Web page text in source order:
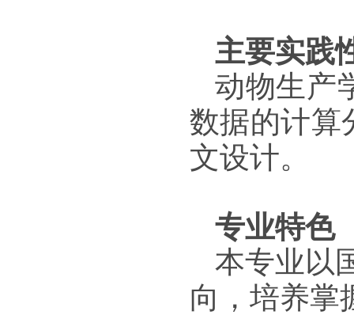
主要实践
动物生产
数据的计算
文设计。
专业特色
本专业以
向，培养掌